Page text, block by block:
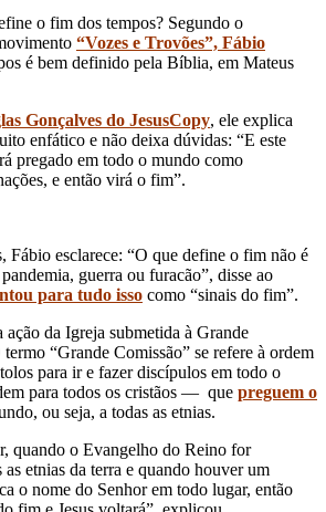
o fim dos tempos? Segundo o
“Vozes e Trovões”, Fábio
é bem definido pela Bíblia, em Mateus
Gonçalves do JesusCopy, ele explica
enfático e não deixa dúvidas: “E este
pregado em todo o mundo como
e então virá o fim”.
Fábio esclarece: “O que define o fim não é
guerra ou furacão”, disse ao
para tudo isso como “sinais do fim”.
da Igreja submetida à Grande
“Grande Comissão” se refere à ordem
para ir e fazer discípulos em todo o
para todos os cristãos — que preguem o
ou seja, a todas as etnias.
quando o Evangelho do Reino for
as etnias da terra e quando houver um
o nome do Senhor em todo lugar, então